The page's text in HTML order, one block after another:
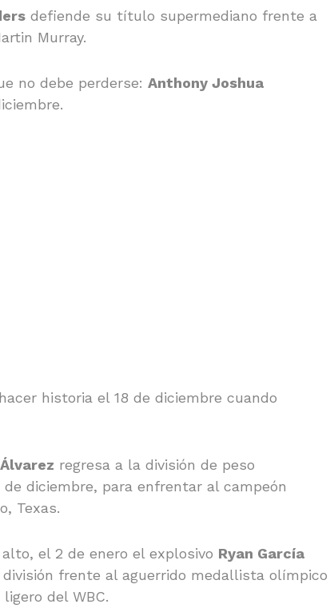
defiende su título supermediano frente a
Murray.
no debe perderse: Anthony Joshua
historia el 18 de diciembre cuando
regresa a la división de peso
diciembre, para enfrentar al campeón
Texas.
el 2 de enero el explosivo Ryan García
frente al aguerrido medallista olímpico
del WBC.